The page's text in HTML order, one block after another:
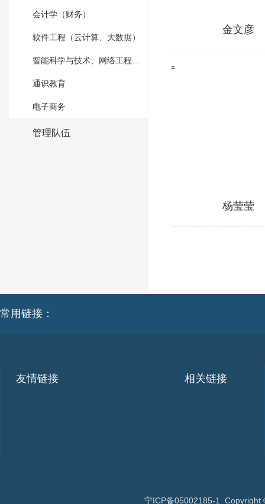
会计学（财务）
软件工程（云计算、大数据）
智能科学与技术、网络工程（物联网技术）
通识教育
电子商务
管理队伍
金文彦
杨莹莹
常用链接：
友情链接 相关链接
宁ICP备05002185-1 Copyright